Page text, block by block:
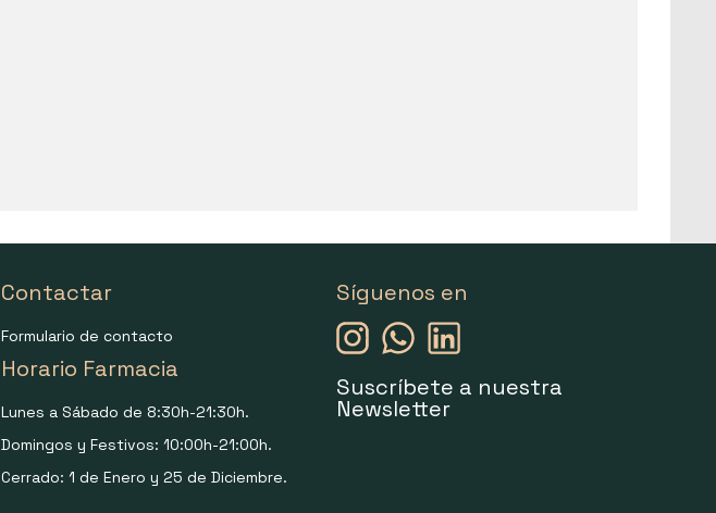
Contactar
Formulario de contacto
Horario Farmacia
Lunes a Sábado de 8:30h-21:30h.
Domingos y Festivos: 10:00h-21:00h.
Cerrado: 1 de Enero y 25 de Diciembre.
Síguenos en
Suscríbete a nuestra
Newsletter